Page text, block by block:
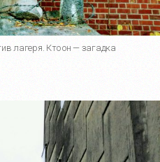
лагеря. Кто он — загадка